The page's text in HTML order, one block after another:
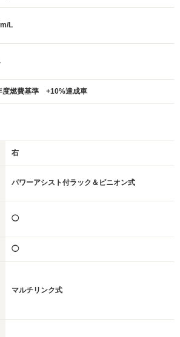
L
度燃費基準 +10%達成車
右
パワーアシスト付ラック＆ピニオン式
◯
◯
マルチリンク式